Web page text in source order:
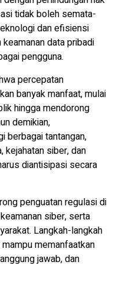
tidak boleh semata-
dan efisiensi
data pribadi
pengguna.
percepatan
banyak manfaat, mulai
hingga mendorong
demikian,
berbagai tantangan,
kejahatan siber, dan
diantisipasi secara
penguatan regulasi di
siber, serta
Langkah-langkah
memanfaatkan
jawab, dan